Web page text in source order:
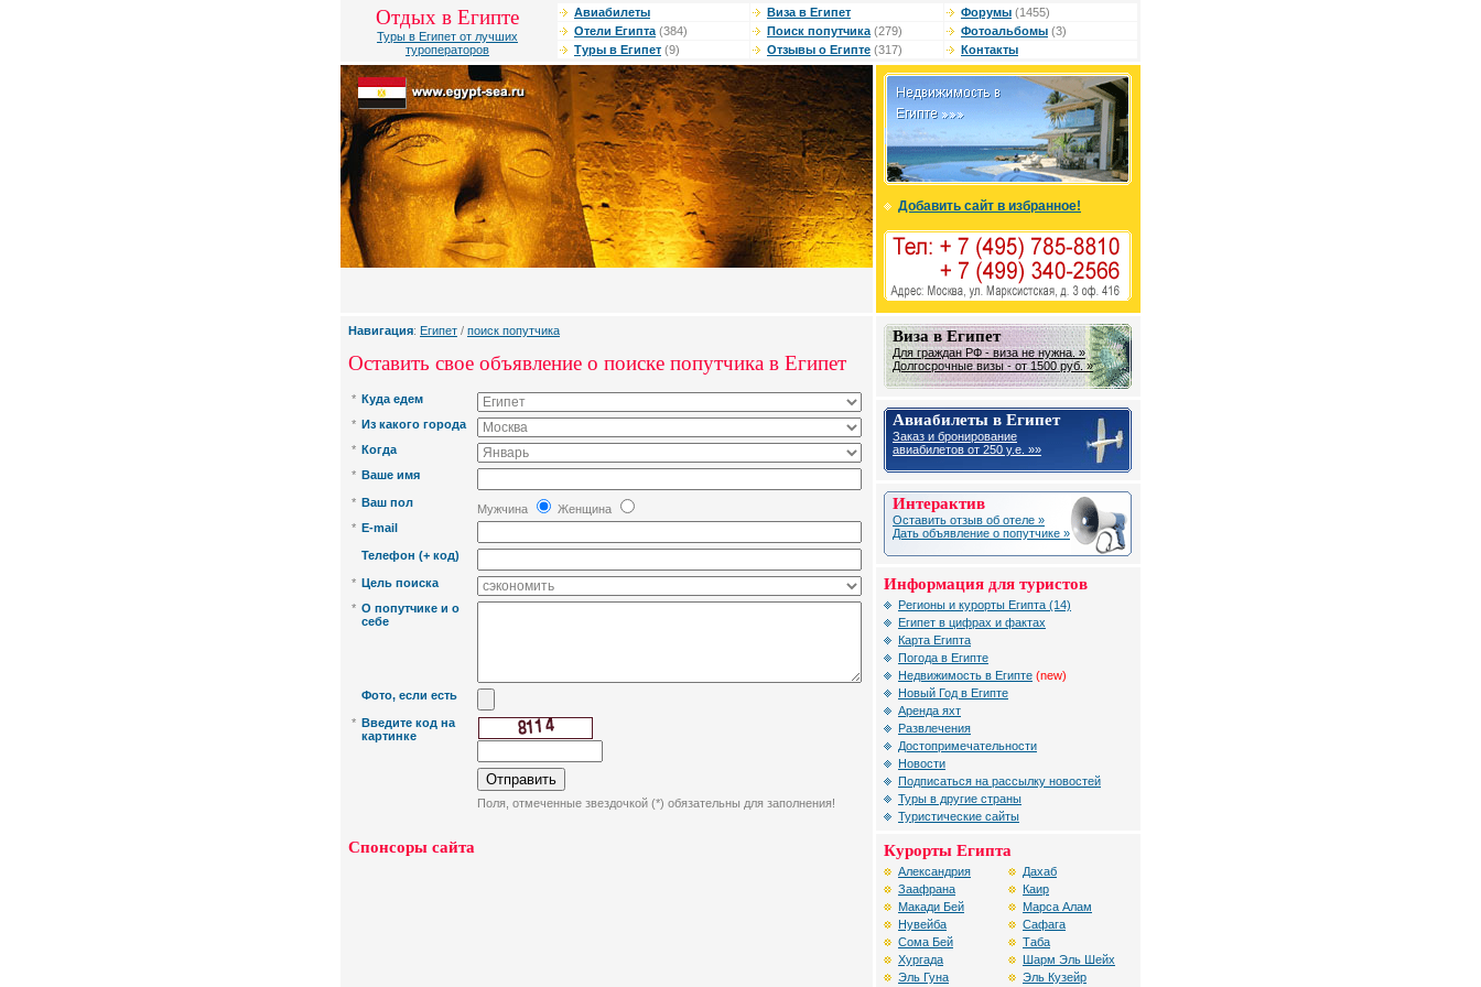
Отдых в Египте
Туры в Египет от лучших
туроператоров
Авиабилеты Виза в Египет Форумы (1455)
Отели Египта (384) Поиск попутчика (279) Фотоальбомы (3)
Туры в Египет (9) Отзывы о Египте (317) Контакты
Добавить сайт в избранное!
Навигация: Египет / поиск попутчика
Оставить свое объявление о поиске попутчика в Египет
* Куда едем
* Из какого города
* Когда
* Ваше имя
* Ваш пол Мужчина
Женщина
* Е-mail
Телефон (+ код)
* Цель поиска
* О попутчике и о
себе
Фото, если есть
* Введите код на
картинке
Поля, отмеченные звездочкой (*) обязательны для заполнения!
Спонсоры сайта
Виза в Египет
Для граждан РФ - виза не нужна. »
Долгосрочные визы - от 1500 руб. »
Авиабилеты в Египет
Заказ и бронирование
авиабилетов от 250 у.е. »»
Интерактив
Оставить отзыв об отеле »
Дать объявление о попутчике »
Информация для туристов
Регионы и курорты Египта (14)
Египет в цифрах и фактах
Карта Египта
Погода в Египте
Недвижимость в Египте (new)
Новый Год в Египте
Аренда яхт
Развлечения
Достопримечательности
Новости
Подписаться на рассылку новостей
Туры в другие страны
Туристические сайты
Курорты Египта
Александрия
Заафрана
Макади Бей
Нувейба
Сома Бей
Хургада
Эль Гуна
Дахаб
Каир
Марса Алам
Сафага
Таба
Шарм Эль Шейх
Эль Кузейр